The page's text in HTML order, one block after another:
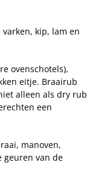
kip, lam en
ovenschotels),
eitje. Braairub
alleen als dry rub
een
manoven,
geuren van de